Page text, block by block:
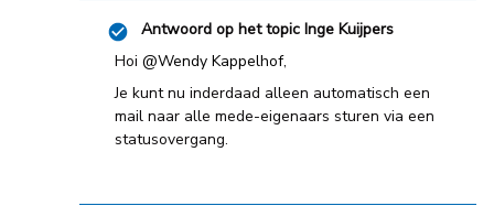
Antwoord op het topic Inge Kuijpers
Hoi @Wendy Kappelhof,
Je kunt nu inderdaad alleen automatisch een
mail naar alle mede-eigenaars sturen via een
statusovergang.